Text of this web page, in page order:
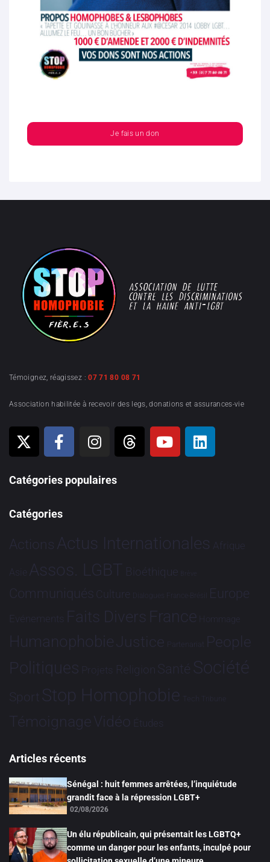
Je fais un don
Témoignez, réagissez :07 71 80 08 71
Association habilitée à recevoir des legs, donations et assurances-vie
Catégories populaires
Catégories
Actions Actus Internationales Afrique
Asie Assos. LGBT Bioéthique Brève
Communiqués Culture Dialogues France-Brésil Europe
Evénements Faits Divers France Hommage
HumanophobieJustice Partenariat People
Politiques Projets Religion Santé Société
Sport Stop Homophobie Tech Tribune
TémoignageVidéo Études
Articles récents
Sénégal : huit femmes arrêtées, l’inquiétude
grandit face à la répression LGBT+
02/08/2026
Un élu républicain, qui présentait les LGBTQ+
comme un danger pour les enfants, inculpé pour